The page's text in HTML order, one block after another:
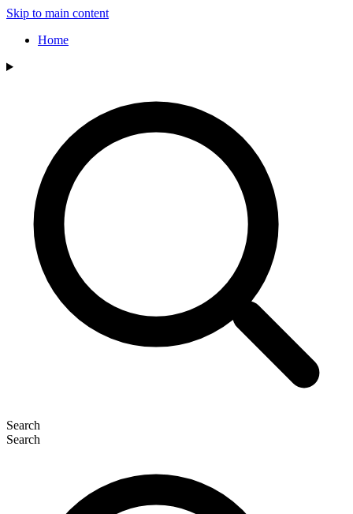
Skip to main content
Home
Search
Search